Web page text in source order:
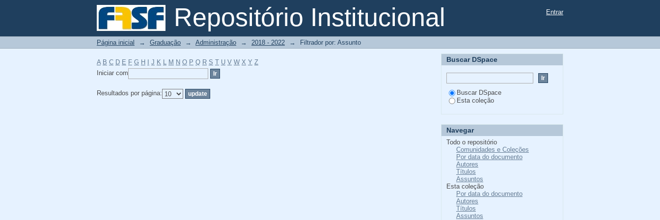
Repositório Institucional
Filtrador por: Assunto Entrar
Página inicial → Graduação → Administração → 2018 - 2022 → Filtrador por: Assunto
A B C D E F G H J K L M N O P Q R S T U V W X Y Z
Iniciar com
Resultados por página:
Buscar DSpace
Buscar DSpace
Esta coleção
Navegar
Todo o repositório
Comunidades e Coleções
Por data do documento
Autores
Títulos
Assuntos
Esta coleção
Por data do documento
Autores
Títulos
Assuntos